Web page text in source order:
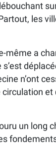
les
même a
s’est
n’ont
et
un long